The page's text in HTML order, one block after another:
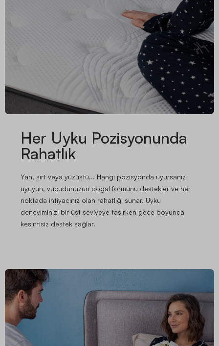
Her Uyku Pozisyonunda
Rahatlık
Yan, sırt veya yüzüstü... Hangi pozisyonda uyursanız
uyuyun, vücudunuzun doğal formunu destekler ve her
noktada ihtiyacınız olan rahatlığı sunar. Uyku
deneyiminizi bir üst seviyeye taşırken gece boyunca
kesintisiz destek sağlar.